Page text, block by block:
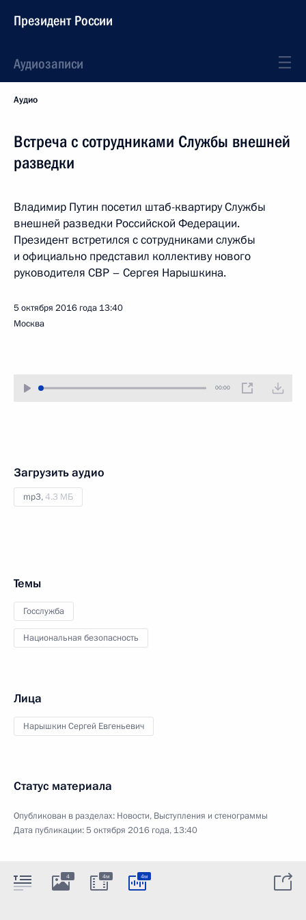
Президент России
Аудиозаписи
Аудио
Встреча с сотрудниками Службы внешней
разведки
Владимир Путин посетил штаб-квартиру Службы
внешней разведки Российской Федерации.
Президент встретился с сотрудниками службы
и официально представил коллективу нового
руководителя СВР – Сергея Нарышкина.
5 октября 2016 года 13:40
Москва
00:00
Загрузить аудио
mp3,4.3 МБ
Темы
Госслужба
Национальная безопасность
Лица
Нарышкин Сергей Евгеньевич
Статус материала
Опубликован в разделах: Новости, Выступления и стенограммы
Дата публикации:5 октября 2016 года, 13:40
4 4м 4м